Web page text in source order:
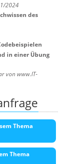
2024
des
in einer Übung
von www.IT-
Thema
Thema